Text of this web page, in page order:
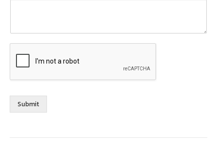
Submit